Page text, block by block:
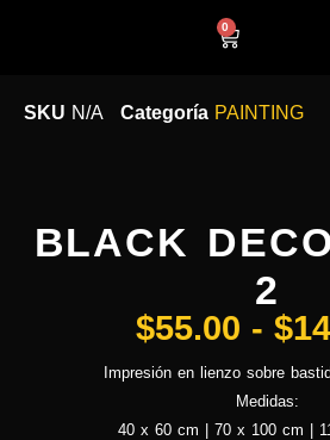
0
SKU N/A Categoría PAINTING
BLACK
2
$55.00 - $
Impresión en lienzo sobre
Medidas:
40 x 60 cm | 70 x 100 cm |